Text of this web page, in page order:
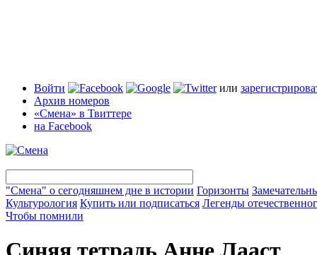
Войти или
Архив номеров
«Смена» в Твиттере
на Facebook
"Смена" о сегодняшнем дне в истории Горизонты
Культурология Купить или подписаться Легенды
Чтобы помнили